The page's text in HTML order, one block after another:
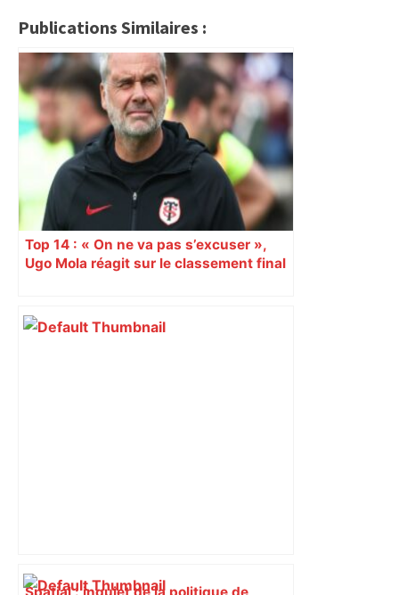
Publications Similaires :
Top 14 : « On ne va pas s’excuser »,
Ugo Mola réagit sur le classement final